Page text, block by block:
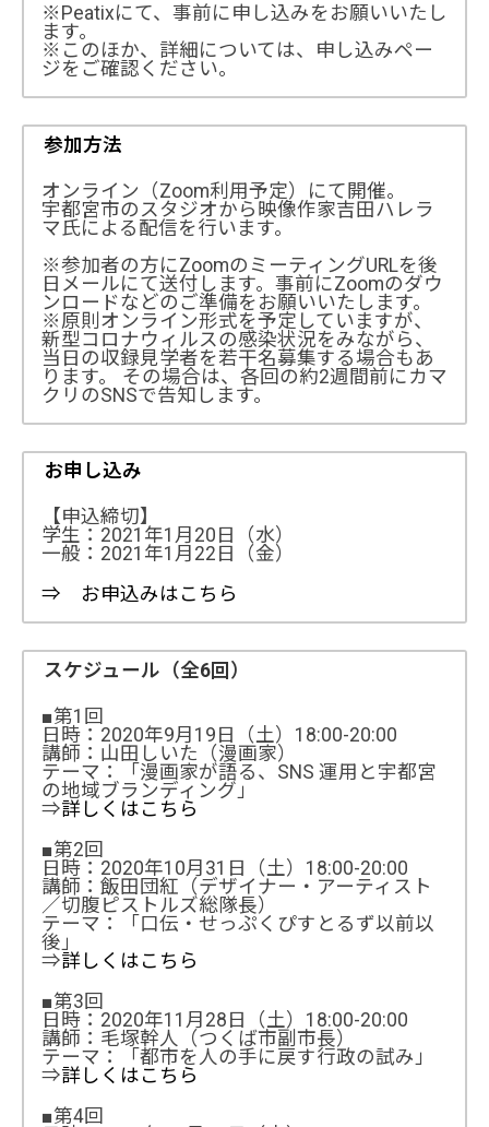
※Peatixにて、事前に申し込みをお願いいたし
ます。
※このほか、詳細については、申し込みペー
ジをご確認ください。
参加方法
オンライン（Zoom利用予定）にて開催。
宇都宮市のスタジオから映像作家吉田ハレラ
マ氏による配信を行います。
※参加者の方にZoomのミーティングURLを後
日メールにて送付します。事前にZoomのダウ
ンロードなどのご準備をお願いいたします。
※原則オンライン形式を予定していますが、
新型コロナウィルスの感染状況をみながら、
当日の収録見学者を若干名募集する場合もあ
ります。 その場合は、各回の約2週間前にカマ
クリのSNSで告知します。
お申し込み
【申込締切】
学生：2021年1月20日（水）
一般：2021年1月22日（金）
⇒ お申込みはこちら
スケジュール（全6回）
■第1回
日時：2020年9月19日（土）18:00-20:00
講師：山田しいた（漫画家）
テーマ：「漫画家が語る、SNS 運用と宇都宮
の地域ブランディング」
⇒詳しくはこちら
■第2回
日時：2020年10月31日（土）18:00-20:00
講師：飯田団紅（デザイナー・アーティスト
／切腹ピストルズ総隊長）
テーマ：「口伝・せっぷくぴすとるず以前以
後」
⇒詳しくはこちら
■第3回
日時：2020年11月28日（土）18:00-20:00
講師：毛塚幹人（つくば市副市長）
テーマ：「都市を人の手に戻す行政の試み」
⇒詳しくはこちら
■第4回